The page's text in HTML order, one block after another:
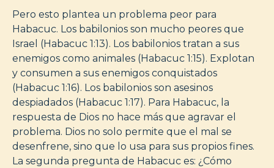
Pero esto plantea un problema peor para
Habacuc. Los babilonios son mucho peores que
Israel (Habacuc 1:13). Los babilonios tratan a sus
enemigos como animales (Habacuc 1:15). Explotan
y consumen a sus enemigos conquistados
(Habacuc 1:16). Los babilonios son asesinos
despiadados (Habacuc 1:17). Para Habacuc, la
respuesta de Dios no hace más que agravar el
problema. Dios no solo permite que el mal se
desenfrene, sino que lo usa para sus propios fines.
La segunda pregunta de Habacuc es: ¿Cómo